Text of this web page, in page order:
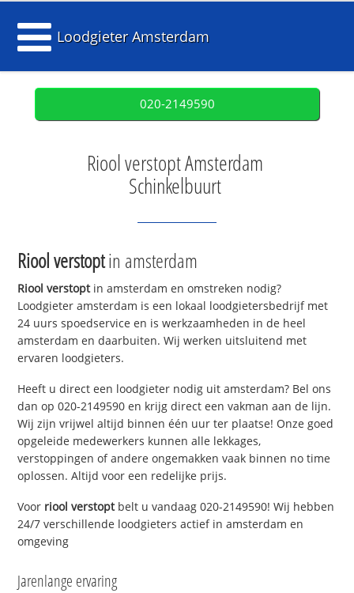
Loodgieter Amsterdam
020-2149590
Riool verstopt Amsterdam
Schinkelbuurt
Riool verstoptin amsterdam
Riool verstoptin amsterdam en omstreken nodig?
Loodgieter amsterdam is een lokaal loodgietersbedrijf met
24 uurs spoedservice en is werkzaamheden in de heel
amsterdam en daarbuiten. Wij werken uitsluitend met
ervaren loodgieters.
Heeft u direct een loodgieter nodig uit amsterdam? Bel ons
dan op 020-2149590 en krijg direct een vakman aan de lijn.
Wij zijn vrijwel altijd binnen één uur ter plaatse! Onze goed
opgeleide medewerkers kunnen alle lekkages,
verstoppingen of andere ongemakken vaak binnen no time
oplossen. Altijd voor een redelijke prijs.
Voor riool verstoptbelt u vandaag 020-2149590! Wij hebben
24/7 verschillende loodgieters actief in amsterdam en
omgeving
Jarenlange ervaring